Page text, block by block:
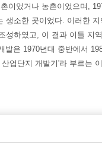
이었거나 농촌이었으며,
생소한 곳이었다. 이러한
성하였고, 이 결과 이들 지
발은 1970년대 중반에서
업단지 개발기'라 부르는